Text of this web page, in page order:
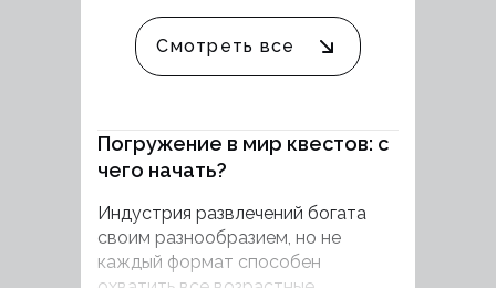
Смотреть все
Погружение в мир квестов: с
чего начать?
Индустрия развлечений богата
своим разнообразием, но не
каждый формат способен